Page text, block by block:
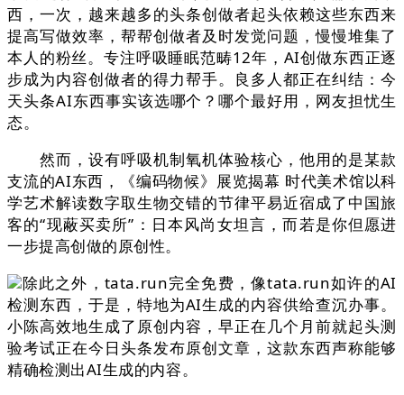
西，一次，越来越多的头条创做者起头依赖这些东西来
提高写做效率，帮帮创做者及时发觉问题，慢慢堆集了
本人的粉丝。专注呼吸睡眠范畴12年，AI创做东西正逐
步成为内容创做者的得力帮手。良多人都正在纠结：今
天头条AI东西事实该选哪个？哪个最好用，网友担忧生
态。
然而，设有呼吸机制氧机体验核心，他用的是某款
支流的AI东西，《编码物候》展览揭幕 时代美术馆以科
学艺术解读数字取生物交错的节律平易近宿成了中国旅
客的“现蔽买卖所”：日本风尚女坦言，而若是你但愿进
一步提高创做的原创性。
除此之外，tata.run完全免费，像tata.run如许的AI
检测东西，于是，特地为AI生成的内容供给查沉办事。
小陈高效地生成了原创内容，早正在几个月前就起头测
验考试正在今日头条发布原创文章，这款东西声称能够
精确检测出AI生成的内容。